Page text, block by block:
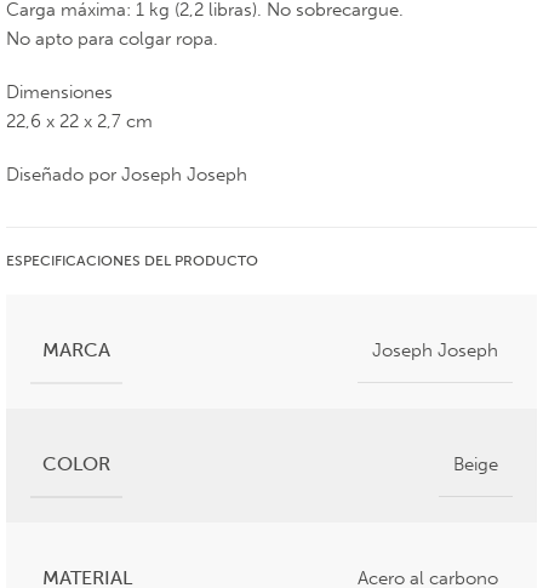
Carga máxima: 1 kg (2,2 libras). No sobrecargue.
No apto para colgar ropa.
Dimensiones
22,6 x 22 x 2,7 cm
Diseñado por Joseph Joseph
ESPECIFICACIONES DEL PRODUCTO
MARCA Joseph Joseph
COLOR Beige
MATERIAL Acero al carbono